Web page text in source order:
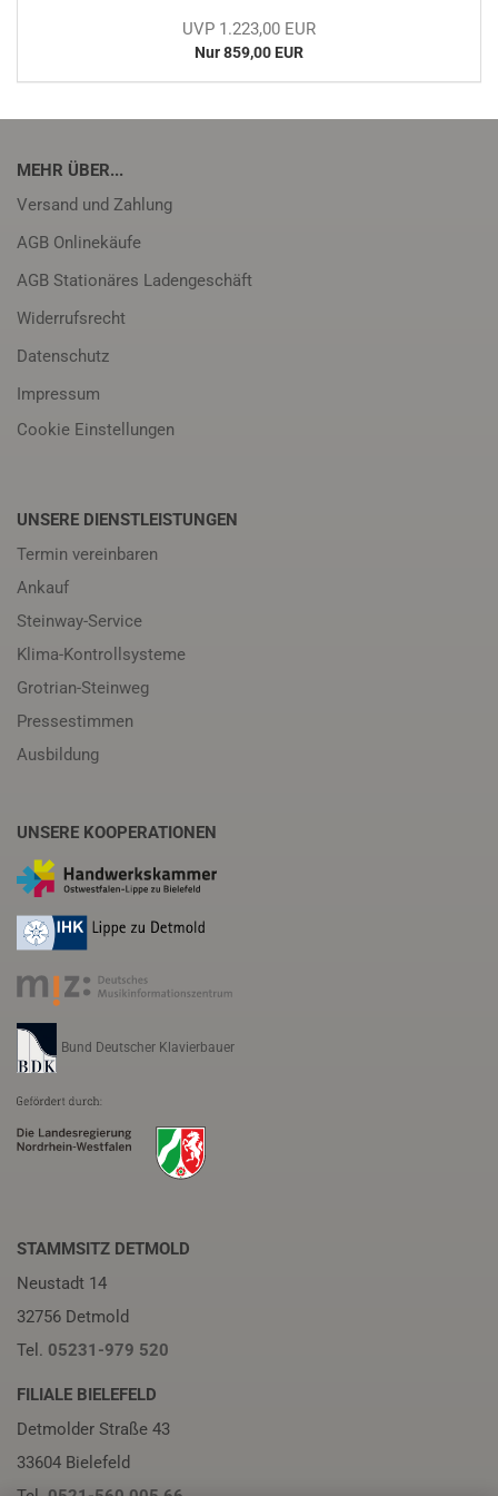
UVP 1.223,00 EUR
Nur 859,00 EUR
MEHR ÜBER...
Versand und Zahlung
AGB Onlinekäufe
AGB Stationäres Ladengeschäft
Widerrufsrecht
Datenschutz
Impressum
Cookie Einstellungen
UNSERE DIENSTLEISTUNGEN
Termin vereinbaren
Ankauf
Steinway-Service
Klima-Kontrollsysteme
Grotrian-Steinweg
Pressestimmen
Ausbildung
UNSERE KOOPERATIONEN
Bund Deutscher Klavierbauer
STAMMSITZ DETMOLD
Neustadt 14
32756 Detmold
Tel. 05231-979 520
FILIALE BIELEFELD
Detmolder Straße 43
33604 Bielefeld